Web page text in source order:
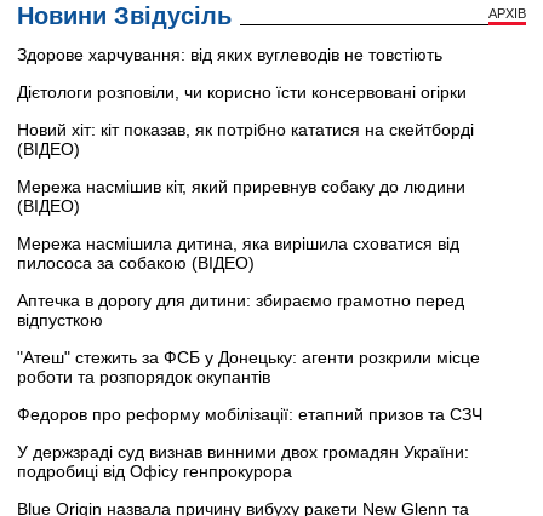
Новини Звідусіль АРХІВ
Здорове харчування: від яких вуглеводів не товстіють
Дієтологи розповіли, чи корисно їсти консервовані огірки
Новий хіт: кіт показав, як потрібно кататися на скейтборді
(ВІДЕО)
Мережа насмішив кіт, який приревнув собаку до людини
(ВІДЕО)
Мережа насмішила дитина, яка вирішила сховатися від
пилососа за собакою (ВІДЕО)
Аптечка в дорогу для дитини: збираємо грамотно перед
відпусткою
"Атеш" стежить за ФСБ у Донецьку: агенти розкрили місце
роботи та розпорядок окупантів
Федоров про реформу мобілізації: етапний призов та СЗЧ
У держзраді суд визнав винними двох громадян України:
подробиці від Офісу генпрокурора
Blue Origin назвала причину вибуху ракети New Glenn та